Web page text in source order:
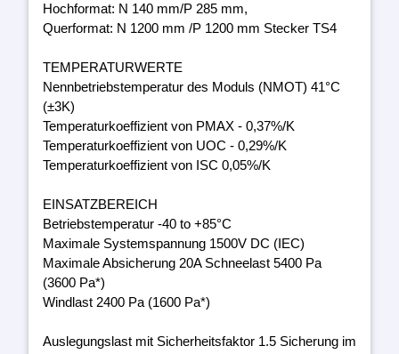
Hochformat: N 140 mm/P 285 mm,
Querformat: N 1200 mm /P 1200 mm Stecker TS4
TEMPERATURWERTE
Nennbetriebstemperatur des Moduls (NMOT) 41°C
(±3K)
Temperaturkoeffizient von PMAX - 0,37%/K
Temperaturkoeffizient von UOC - 0,29%/K
Temperaturkoeffizient von ISC 0,05%/K
EINSATZBEREICH
Betriebstemperatur -40 to +85°C
Maximale Systemspannung 1500V DC (IEC)
Maximale Absicherung 20A Schneelast 5400 Pa
(3600 Pa*)
Windlast 2400 Pa (1600 Pa*)
Auslegungslast mit Sicherheitsfaktor 1.5 Sicherung im